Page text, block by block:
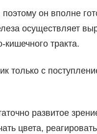
он вполне
осуществляет
тракта.
только с
развитое
цвета,